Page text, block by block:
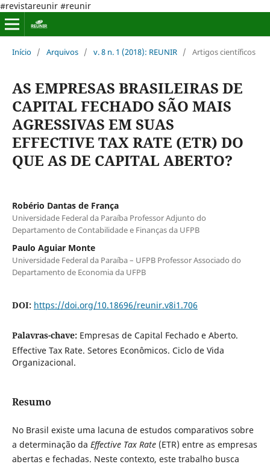
#revistareunir #reunir
Início / Arquivos / v. 8 n. 1 (2018): REUNIR / Artigos científicos
AS EMPRESAS BRASILEIRAS DE
CAPITAL FECHADO SÃO MAIS
AGRESSIVAS EM SUAS
EFFECTIVE TAX RATE (ETR) DO
QUE AS DE CAPITAL ABERTO?
Robério Dantas de França
Universidade Federal da Paraíba Professor Adjunto do
Departamento de Contabilidade e Finanças da UFPB
Paulo Aguiar Monte
Universidade Federal da Paraíba – UFPB Professor Associado do
Departamento de Economia da UFPB
DOI: https://doi.org/10.18696/reunir.v8i1.706
Palavras-chave: Empresas de Capital Fechado e Aberto.
Effective Tax Rate. Setores Econômicos. Ciclo de Vida
Organizacional.
Resumo
No Brasil existe uma lacuna de estudos comparativos sobre
a determinação da Effective Tax Rate(ETR) entre as empresas
abertas e fechadas. Neste contexto, este trabalho busca